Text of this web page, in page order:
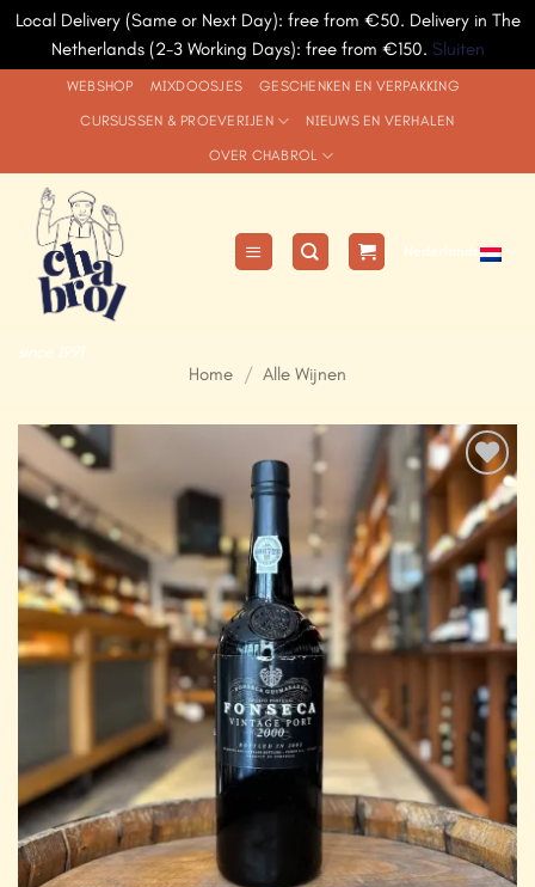
Local Delivery (Same or Next Day): free from €50. Delivery in The
Netherlands (2-3 Working Days): free from €150. Sluiten
WEBSHOP MIXDOOSJES GESCHENKEN EN VERPAKKING
CURSUSSEN & PROEVERIJEN NIEUWS EN VERHALEN
OVER CHABROL
since 1991
Nederlands
Home / Alle Wijnen
Add to
Wishlist